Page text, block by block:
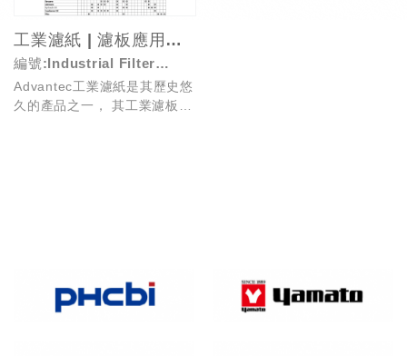
工業濾紙 | 濾板應用指南
編號:Industrial Filter
Papers | Pads Application
Advantec工業濾紙是其歷史悠
久的產品之一， 其工業濾板是